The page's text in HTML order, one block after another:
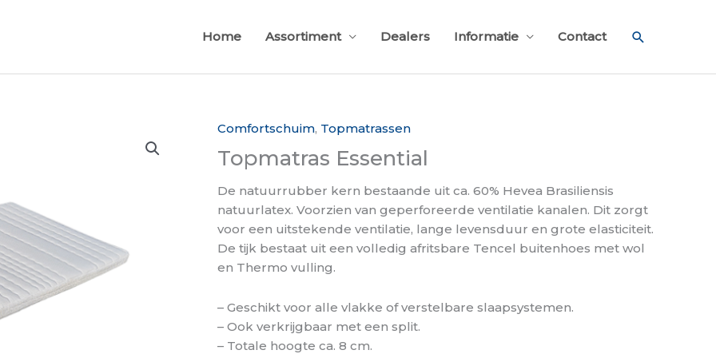
Home Assortiment Dealers Informatie Contact Zoeken
Comfortschuim, Topmatrassen
Topmatras Essential
De natuurrubber kern bestaande uit ca. 60% Hevea Brasiliensis
natuurlatex. Voorzien van geperforeerde ventilatie kanalen. Dit zorgt
voor een uitstekende ventilatie, lange levensduur en grote elasticiteit.
De tijk bestaat uit een volledig afritsbare Tencel buitenhoes met wol
en Thermo vulling.
– Geschikt voor alle vlakke of verstelbare slaapsystemen.
– Ook verkrijgbaar met een split.
– Totale hoogte ca. 8 cm.